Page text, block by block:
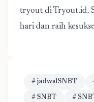
tryout di Tryout.id.
hari dan raih
# jadwalSNBT
# SNBT #